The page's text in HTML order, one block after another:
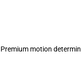
Premium motion